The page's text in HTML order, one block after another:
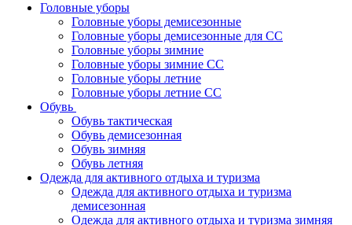
Головные уборы
Головные уборы демисезонные
Головные уборы демисезонные для СС
Головные уборы зимние
Головные уборы зимние СС
Головные уборы летние
Головные уборы летние СС
Обувь
Обувь тактическая
Обувь демисезонная
Обувь зимняя
Обувь летняя
Одежда для активного отдыха и туризма
Одежда для активного отдыха и туризма
демисезонная
Одежда для активного отдыха и туризма зимняя